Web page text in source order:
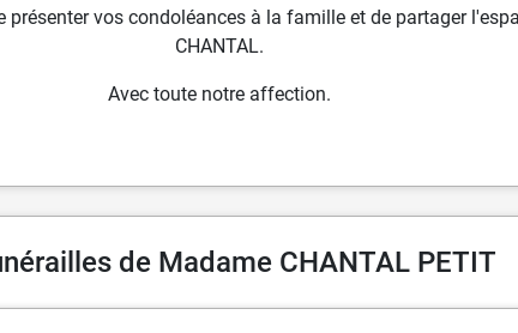
présenter vos condoléances à la famille et de partager
CHANTAL.
Avec toute notre affection.
de Madame CHANTAL PETIT